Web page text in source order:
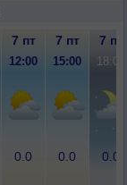
7 пт 7 пт 7 пт
12:00 15:00 18:00
0.0 0.0 0.0